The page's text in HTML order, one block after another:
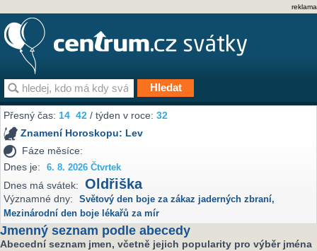
reklama
Přesný čas:14 42 / týden v roce:32
Znamení Horoskopu: Lev
Fáze měsíce:
Dnes je:
6. 8. 2026 Čtvrtek
Dnes má svátek: Oldřiška
Významné dny: Světový den boje za zákaz jaderných zbraní,
Mezinárodní den boje lékařů za mír
Jmenný seznam podle abecedy
Abecední seznam jmen, včetně jejich popularity pro výběr jména